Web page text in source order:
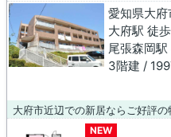
愛知県大府
大府駅 徒
尾張森岡
3階建 /
NEW